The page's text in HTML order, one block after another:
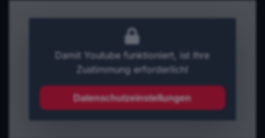
Damit Youtube funktioniert, ist Ihre
Zustimmung erforderlich!
Datenschutzeinstellungen